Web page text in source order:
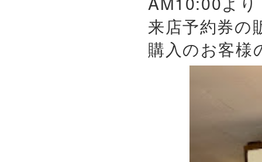
来店予約券の
購入のお客様